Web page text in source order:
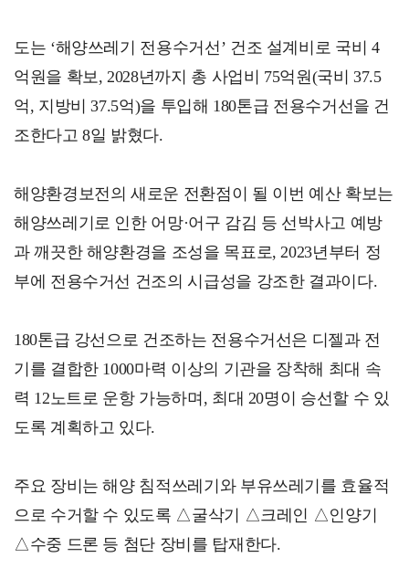
도는 ‘해양쓰레기 전용수거선’ 건조 설계비로 국비 4
억원을 확보, 2028년까지 총 사업비 75억원(국비 37.5
억, 지방비 37.5억)을 투입해 180톤급 전용수거선을 건
조한다고 8일 밝혔다.
해양환경보전의 새로운 전환점이 될 이번 예산 확보는
해양쓰레기로 인한 어망·어구 감김 등 선박사고 예방
과 깨끗한 해양환경을 조성을 목표로, 2023년부터 정
부에 전용수거선 건조의 시급성을 강조한 결과이다.
180톤급 강선으로 건조하는 전용수거선은 디젤과 전
기를 결합한 1000마력 이상의 기관을 장착해 최대 속
력 12노트로 운항 가능하며, 최대 20명이 승선할 수 있
도록 계획하고 있다.
주요 장비는 해양 침적쓰레기와 부유쓰레기를 효율적
으로 수거할 수 있도록 △굴삭기 △크레인 △인양기
△수중 드론 등 첨단 장비를 탑재한다.